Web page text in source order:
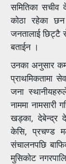
समितिका सचीव
कोठा रहेका
जनतालाई छिट्टै
बताईन ।
उनका अनुसार
प्राथमिकतामा
जना
नाममा नामसारी
खड्का, देबेन्द्र
केसि, प्रचण्ड
संचालनपछि
मुसिकोट